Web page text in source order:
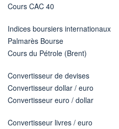
Cours CAC 40
Indices boursiers internationaux
Palmarès Bourse
Cours du Pétrole (Brent)
Convertisseur de devises
Convertisseur dollar / euro
Convertisseur euro / dollar
Convertisseur livres / euro